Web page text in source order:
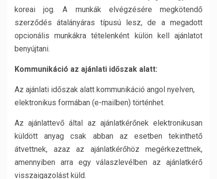
koreai jog. A munkák elvégzésére megkötendő
szerződés átalányáras típusú lesz, de a megadott
opcionális munkákra tételenként külön kell ajánlatot
benyújtani.
Kommunikáció az ajánlati időszak alatt:
Az ajánlati időszak alatt kommunikáció angol nyelven,
elektronikus formában (e-mailben) történhet.
Az ajánlattevő által az ajánlatkérőnek elektronikusan
küldött anyag csak abban az esetben tekinthető
átvettnek, azaz az ajánlatkérőhöz megérkezettnek,
amennyiben arra egy válaszlevélben az ajánlatkérő
visszaigazolást küld.